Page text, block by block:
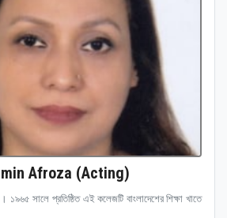
Afroza (Acting)
সালে প্রতিষ্ঠিত এই কলেজটি বাংলাদেশের শিক্ষা খাতে